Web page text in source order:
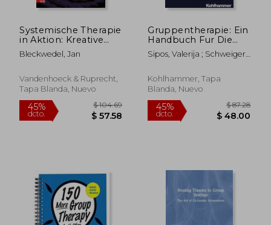
45% 45%
Systemische Therapie
in Aktion: Kreative
Methoden in Der
Arbeit Mit Familien
Alemán)
Bleckwedel, Jan
Vandenhoeck & Ruprecht,
Tapa Blanda, Nuevo
Gruppentherapie: Ein
Handbuch Fur Die
Ambulante Und
Stationare
PRAXIS (en Alemán)
Sipos, Valerija ; Schweiger,
Kohlhammer, Tapa
Blanda, Nuevo